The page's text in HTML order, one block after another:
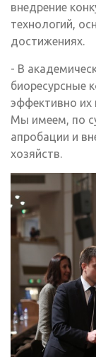
внедрение
технологий,
достижениях.
- В
биоресурсные
эффективно их
Мы имеем, по
апробации и
хозяйств.